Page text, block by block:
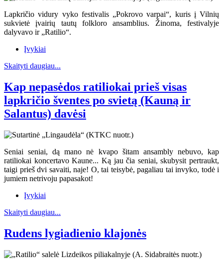
Lapkričio vidury vyko festivalis „Pokrovo varpai“, kuris į Vilnių
sukvietė įvairių tautų folkloro ansamblius. Žinoma, festivalyje
dalyvavo ir „Ratilio“.
Įvykiai
Skaityti daugiau...
Kap nepasėdos ratiliokai prieš visas
lapkričio šventes po svietą (Kauną ir
Salantus) davėsi
Seniai seniai, dą mano nė kvapo šitam ansambly nebuvo, kap
ratiliokai koncertavo Kaune... Ką jau čia seniai, skubysit pertraukt,
taigi prieš dvi savaiti, naje! O, tai teisybė, pagaliau tai invyko, todė i
jumiem netrivoju papasakot!
Įvykiai
Skaityti daugiau...
Rudens lygiadienio klajonės